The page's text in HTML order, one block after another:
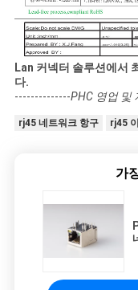
Lan 커넥터 솔루션에서
다.
--------------PHC 영업 및
rj45 네트워크 항구 rj45
가